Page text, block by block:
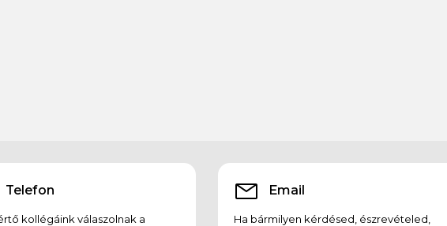
Telefon
kollégáink válaszolnak a
Email
Ha bármilyen kérdésed, észrevételed,